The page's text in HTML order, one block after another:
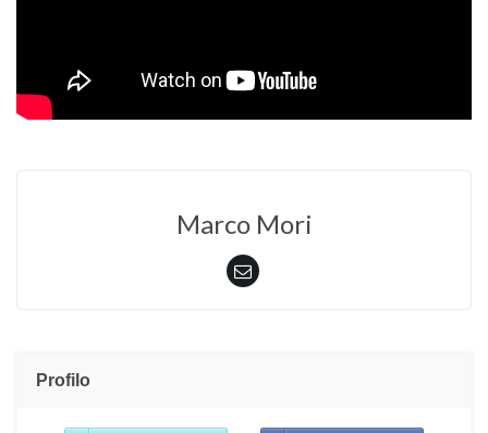
Marco Mori
Profilo